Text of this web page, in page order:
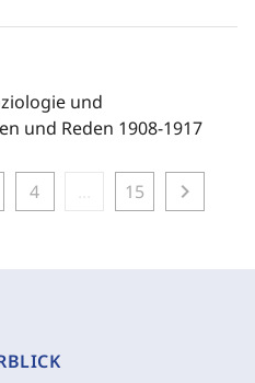
und
und Reden 1908-1917
4 15 chevron_right